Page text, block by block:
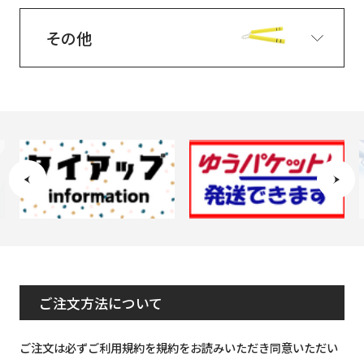
その他
ご注文方法について
ご注文は必ずご利用規約を規約をお読みいただき同意いただい